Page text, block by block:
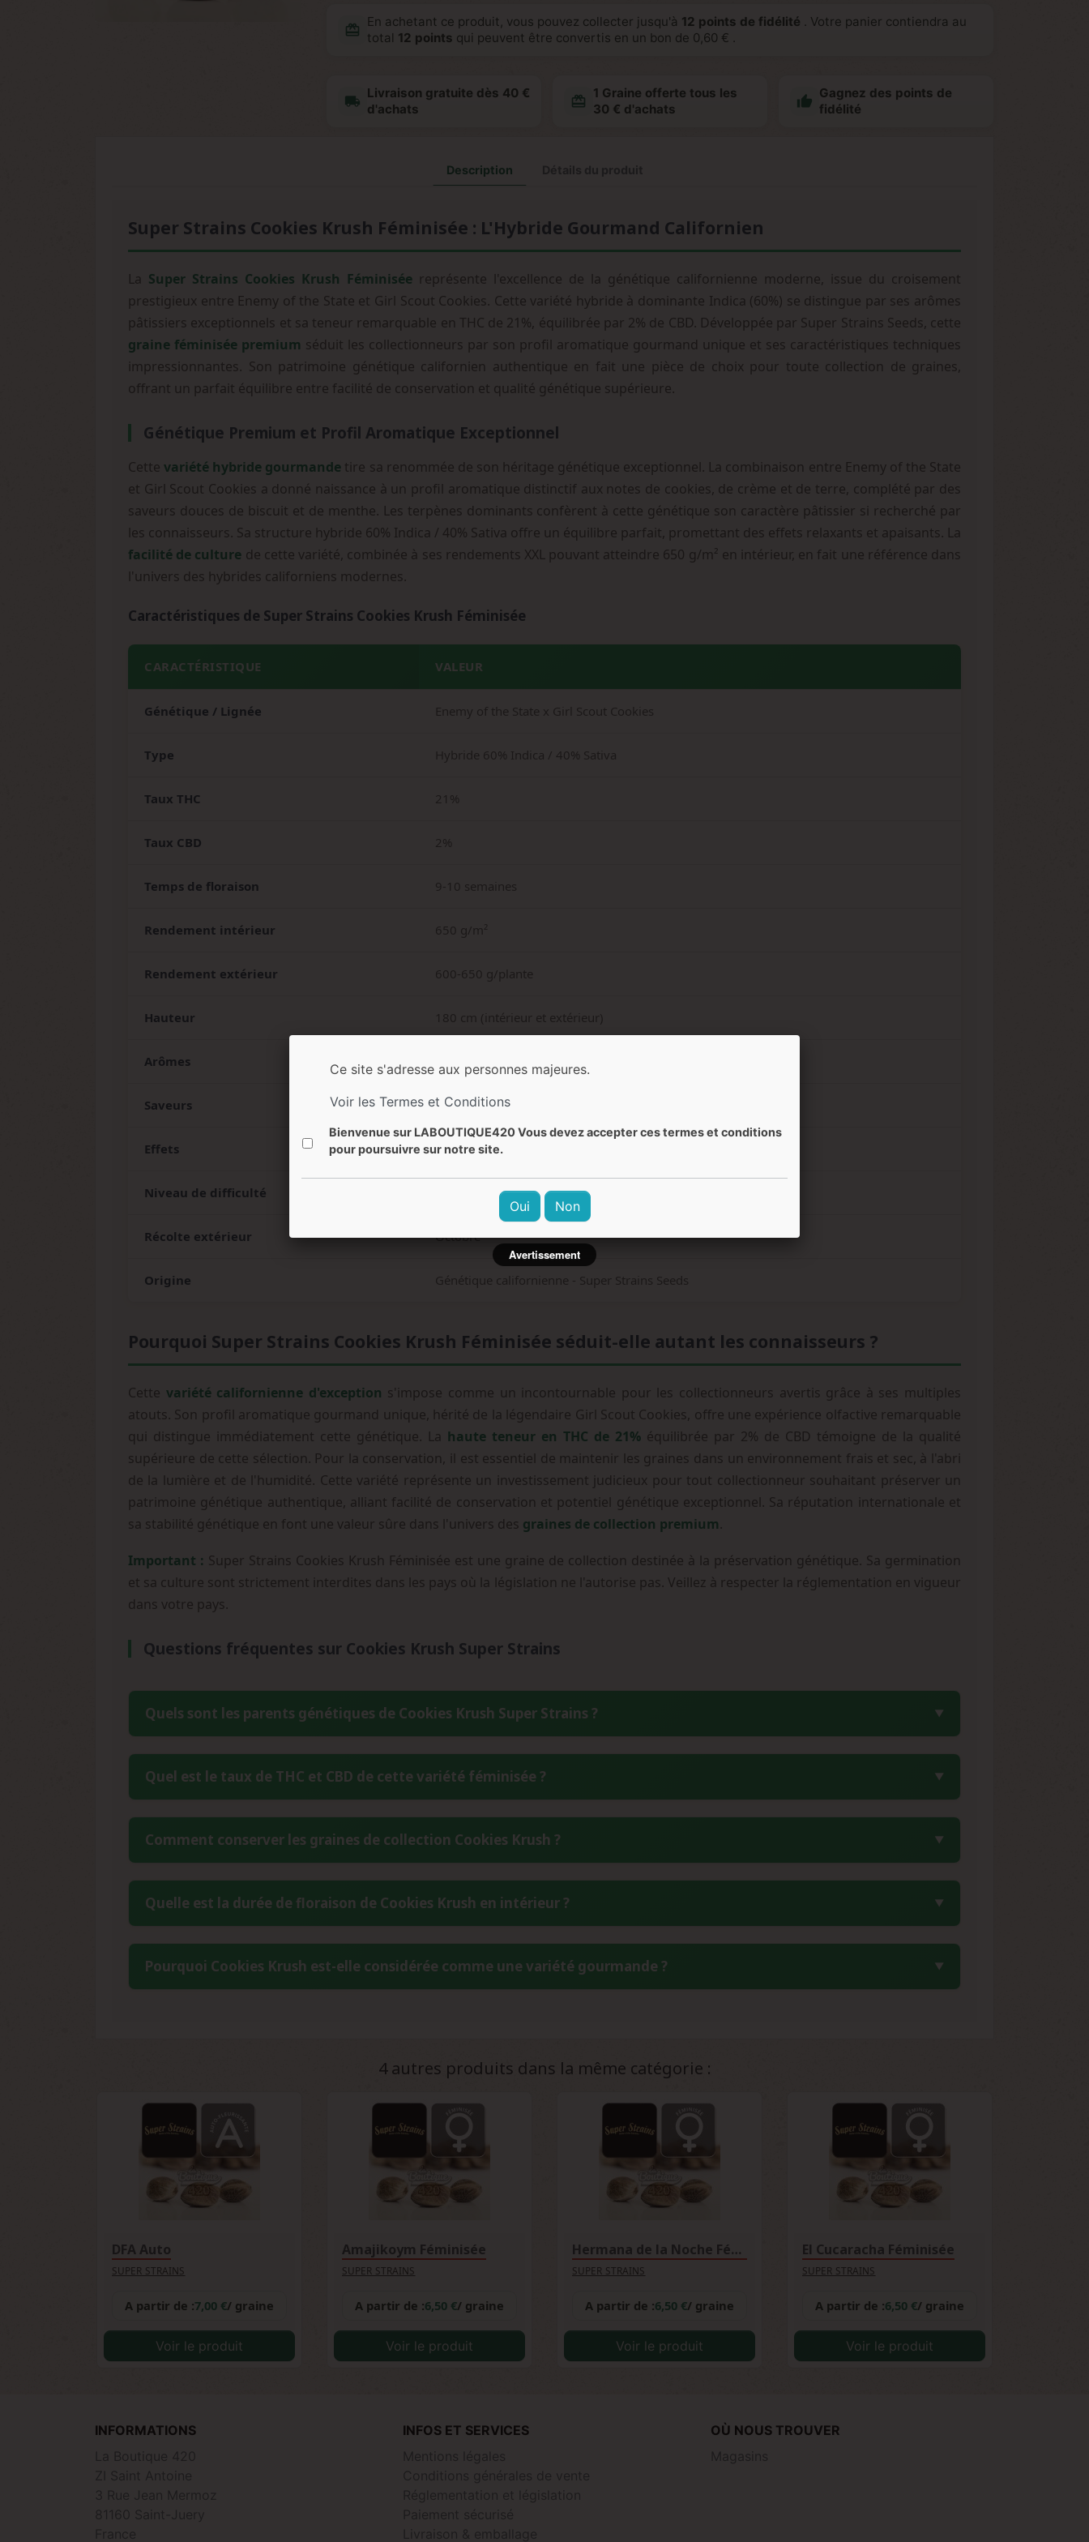
redeem
En achetant ce produit, vous pouvez collecter jusqu'à 12 points de fidélité . Votre panier contiendra au
total 12 points qui peuvent être convertis en un bon de 0,60 € .
local_shipping
Livraison gratuite dès 40 €
d'achats
redeem
1 Graine offerte tous les
30 € d'achats

Gagnez des points de
fidélité
Description
Super Strains Cookies Krush Féminisée : L'Hybride Gourmand Californien
La Super Strains Cookies Krush Féminisée représente l'excellence de la génétique californienne moderne, issue du croisement
prestigieux entre Enemy of the State et Girl Scout Cookies. Cette variété hybride à dominante Indica (60%) se distingue par ses arômes
pâtissiers exceptionnels et sa teneur remarquable en THC de 21%, équilibrée par 2% de CBD. Développée par Super Strains Seeds, cette
graine féminisée premium séduit les collectionneurs par son profil aromatique gourmand unique et ses caractéristiques techniques
impressionnantes. Son patrimoine génétique californien authentique en fait une pièce de choix pour toute collection de graines,
offrant un parfait équilibre entre facilité de conservation et qualité génétique supérieure.
Génétique Premium et Profil Aromatique Exceptionnel
Cettevariété hybride gourmande tire sa renommée de son héritage génétique exceptionnel. La combinaison entre Enemy of the State
et Girl Scout Cookies a donné naissance à un profil aromatique distinctif aux notes de cookies, de crème et de terre, complété par des
saveurs douces de biscuit et de menthe. Les terpènes dominants confèrent à cette génétique son caractère pâtissier si recherché par
les connaisseurs. Sa structure hybride 60% Indica / 40% Sativa offre un équilibre parfait, promettant des effets relaxants et apaisants. La
facilité de culture de cette variété, combinée à ses rendements XXL pouvant atteindre 650 g/m² en intérieur, en fait une référence dans
l'univers des hybrides californiens modernes.
Caractéristiques de Super Strains Cookies Krush Féminisée
CARACTÉRISTIQUE VALEUR
Génétique / Lignée Enemy of the State x Girl Scout Cookies
Type Hybride 60% Indica / 40% Sativa
Taux THC 21%
Taux CBD 2%
Temps de floraison 9-10 semaines
Rendement intérieur 650 g/m²
Rendement extérieur 600-650 g/plante
Hauteur 180 cm (intérieur et extérieur)
Arômes Sucré, crémeux, terreux, pâtissier, cookies
Saveurs Doux, terreux, menthe, biscuit
Effets Équilibré, relaxant, bien-être, détente complète, apaisant
Niveau de difficulté
Récolte extérieur Octobre
Origine Génétique californienne - Super Strains Seeds
Pourquoi Super Strains Cookies Krush Féminisée séduit-elle autant les connaisseurs ?
Cette variété californienne d'exception s'impose comme un incontournable pour les collectionneurs avertis grâce à ses multiples
atouts. Son profil aromatique gourmand unique, hérité de la légendaire Girl Scout Cookies, offre une expérience olfactive remarquable
qui distingue immédiatement cette génétique. La haute teneur en THC de 21% équilibrée par 2% de CBD témoigne de la qualité
supérieure de cette sélection. Pour la conservation, il est essentiel de maintenir les graines dans un environnement frais et sec, à l'abri
de la lumière et de l'humidité. Cette variété représente un investissement judicieux pour tout collectionneur souhaitant préserver un
patrimoine génétique authentique, alliant facilité de conservation et potentiel génétique exceptionnel. Sa réputation internationale et
sa stabilité génétique en font une valeur sûre dans l'univers des graines de collection premium.
Important : Super Strains Cookies Krush Féminisée est une graine de collection destinée à la préservation génétique. Sa germination
et sa culture sont strictement interdites dans les pays où la législation ne l'autorise pas. Veillez à respecter la réglementation en vigueur
dans votre pays.
Questions fréquentes sur Cookies Krush Super Strains
Quels sont les parents génétiques de Cookies Krush Super Strains ?
génétique apporte le profil aromatique gourmand caractéristique des cookies, hérité de Girl Scout Cookies, et la robustesse d'Enemy of the
Quel est le taux de THC et CBD de cette variété féminisée ?
cannabinoïde équilibré, caractéristique des hybrides modernes de qualité supérieure, promettant des effets relaxants et apaisants.
Comment conserver les graines de collection Cookies Krush ?
récipient hermétique placé au réfrigérateur convient parfaitement. Cette méthode de conservation permet de préserver la viabilité génétique
Quelle est la durée de floraison de Cookies Krush en intérieur ?
exceptionnel pouvant atteindre 650 g/m², fait de cette variété un choix apprécié pour sa productivité et sa facilité de culture.
Pourquoi Cookies Krush est-elle considérée comme une variété gourmande ?
meilleures génétiques de la famille Cookies.4 autres produits dans la même catégorie :
DFA Auto
SUPER STRAINS
A partir de :7,00 €/ graine
Voir le produit
Amajikoym Féminisée
SUPER STRAINS
A partir de :6,50 €/ graine
Voir le produit
Hermana de la Noche Féminisée
SUPER STRAINS
A partir de :6,50 €/ graine
Voir le produit
El Cucaracha Féminisée
SUPER STRAINS
A partir de :6,50 €/ graine
Voir le produit
INFORMATIONS
INFOS ET SERVICES
OÙ NOUS TROUVER
Ce site s'adresse aux personnes majeures.
Voir les Termes et Conditions
Bienvenue sur LABOUTIQUE420 Vous devez accepter ces termes et conditions
pour poursuivre sur notre site.
Oui Non
Avertissement